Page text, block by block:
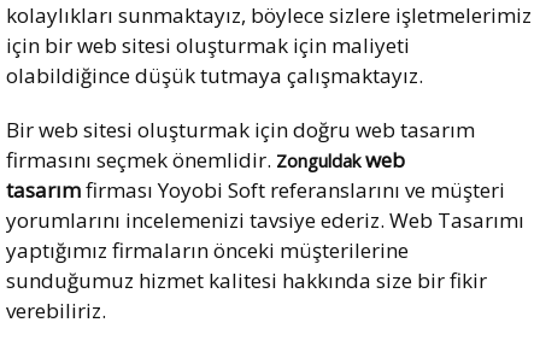
kolaylıkları sunmaktayız, böylece sizlere işletmelerimiz
için bir web sitesi oluşturmak için maliyeti
olabildiğince düşük tutmaya çalışmaktayız.
Bir web sitesi oluşturmak için doğru web tasarım
firmasını seçmek önemlidir. Zonguldakweb
tasarımfirması Yoyobi Soft referanslarını ve müşteri
yorumlarını incelemenizi tavsiye ederiz. Web Tasarımı
yaptığımız firmaların önceki müşterilerine
sunduğumuz hizmet kalitesi hakkında size bir fikir
verebiliriz.